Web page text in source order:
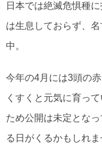
日本では絶滅危惧種
は生息しておらず、
中。
今年の4月には3頭の
くすくと元気に育っ
ため公開は未定とな
る日がくるかもしれま